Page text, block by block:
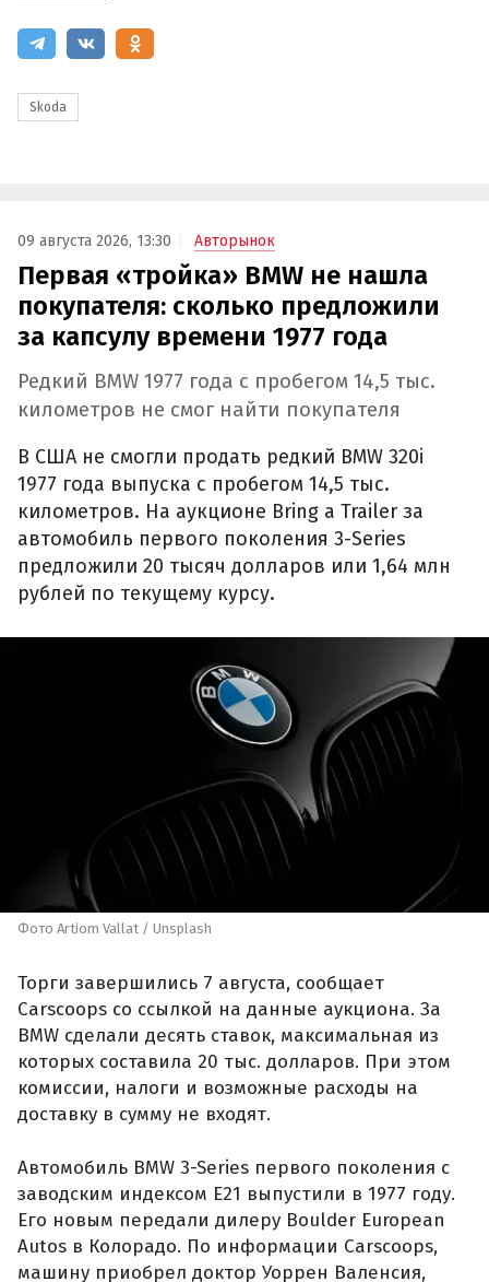
Skoda
09 августа 2026, 13:30 Авторынок
Первая «тройка» BMW не нашла
покупателя: сколько предложили
за капсулу времени 1977 года
Редкий BMW 1977 года с пробегом 14,5 тыс.
километров не смог найти покупателя
В США не смогли продать редкий BMW 320i
1977 года выпуска с пробегом 14,5 тыс.
километров. На аукционе Bring a Trailer за
автомобиль первого поколения 3-Series
предложили 20 тысяч долларов или 1,64 млн
рублей по текущему курсу.
Фото Artiom Vallat / Unsplash
Торги завершились 7 августа, сообщает
Carscoops со ссылкой на данные аукциона. За
BMW сделали десять ставок, максимальная из
которых составила 20 тыс. долларов. При этом
комиссии, налоги и возможные расходы на
доставку в сумму не входят.
Автомобиль BMW 3-Series первого поколения с
заводским индексом E21 выпустили в 1977 году.
Его новым передали дилеру Boulder European
Autos в Колорадо. По информации Carscoops,
машину приобрел доктор Уоррен Валенсия,